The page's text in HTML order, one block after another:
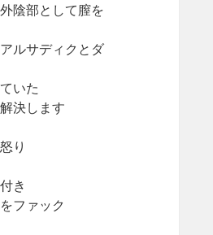
陰部として膣を
ルサディクとダ
いた
決します
り
き
ファック